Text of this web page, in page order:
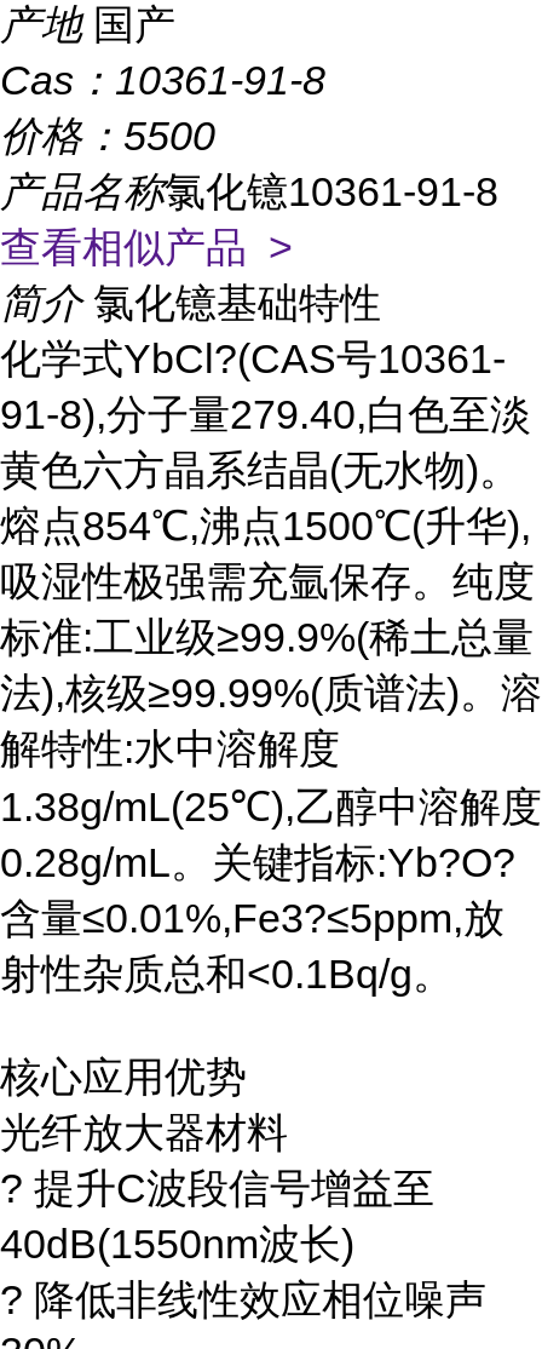
产地 国产
Cas： 10361-91-8
价格： 5500
产品名称氯化镱10361-91-8
查看相似产品 >
简介 氯化镱基础特性
化学式YbCl?(CAS号10361-
91-8),分子量279.40,白色至淡
黄色六方晶系结晶(无水物)。
熔点854℃,沸点1500℃(升华),
吸湿性极强需充氩保存。纯度
标准:工业级≥99.9%(稀土总量
法),核级≥99.99%(质谱法)。溶
解特性:水中溶解度
1.38g/mL(25℃),乙醇中溶解度
0.28g/mL。关键指标:Yb?O?
含量≤0.01%,Fe3?≤5ppm,放
射性杂质总和<0.1Bq/g。
核心应用优势
光纤放大器材料
? 提升C波段信号增益至
40dB(1550nm波长)
? 降低非线性效应相位噪声